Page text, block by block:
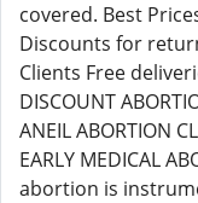
covered. Best
Discounts for
Clients Free
DISCOUNT
ANEIL ABORTION
EARLY MEDICAL
abortion is